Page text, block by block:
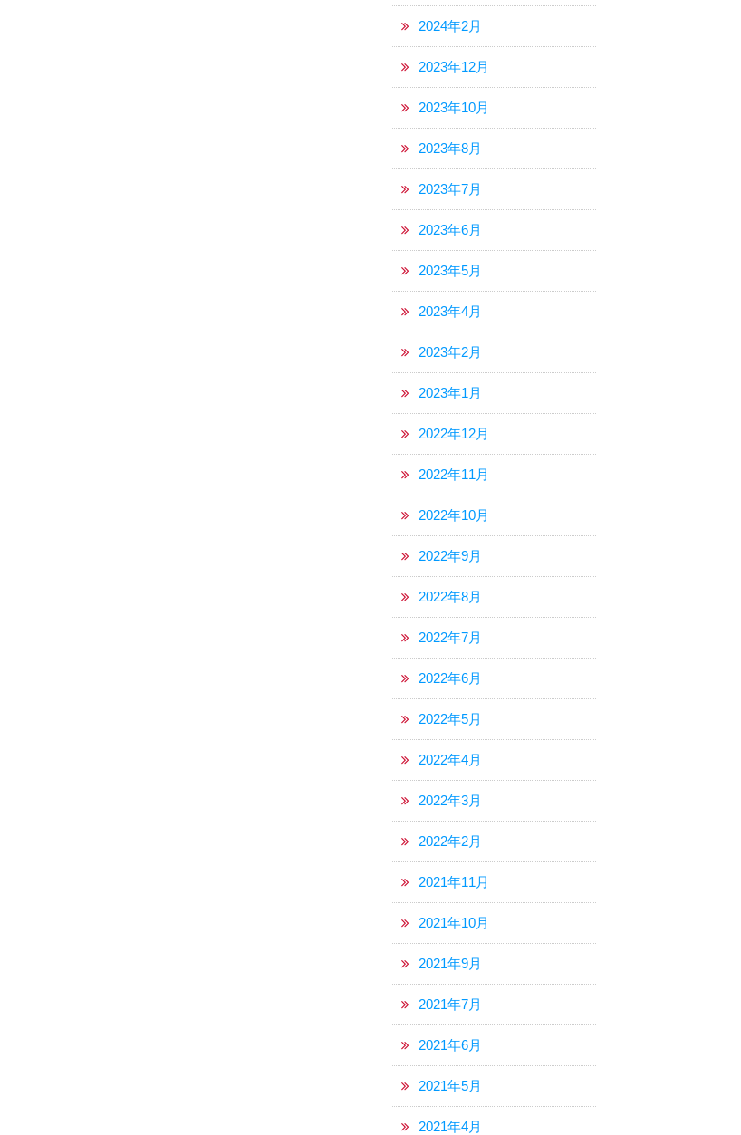
2024年2月
2023年12月
2023年10月
2023年8月
2023年7月
2023年6月
2023年5月
2023年4月
2023年2月
2023年1月
2022年12月
2022年11月
2022年10月
2022年9月
2022年8月
2022年7月
2022年6月
2022年5月
2022年4月
2022年3月
2022年2月
2021年11月
2021年10月
2021年9月
2021年7月
2021年6月
2021年5月
2021年4月